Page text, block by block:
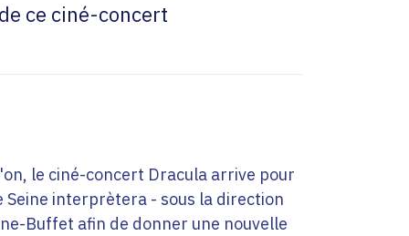
ce ciné-concert
le ciné-concert Dracula arrive pour
Seine interprètera - sous la direction
Buffet afin de donner une nouvelle